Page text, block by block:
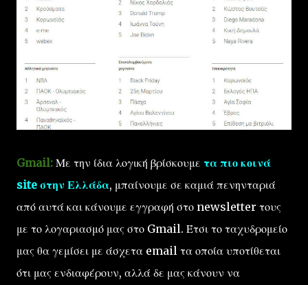
Gmail: Με την ίδια λογική βρίσκουμε τα πιο κοινά
site στην Ελλάδα, μπαίνουμε σε καμιά πενηνταριά
από αυτά και κάνουμε εγγραφή στο newsletter τους
με το λογαριασμό μας στο Gmail. Έτσι το ταχυδρομείο
μας θα γεμίσει με άσχετα email τα οποία υποτίθεται
ότι μας ενδιαφέρουν, αλλά δε μας κάνουν να